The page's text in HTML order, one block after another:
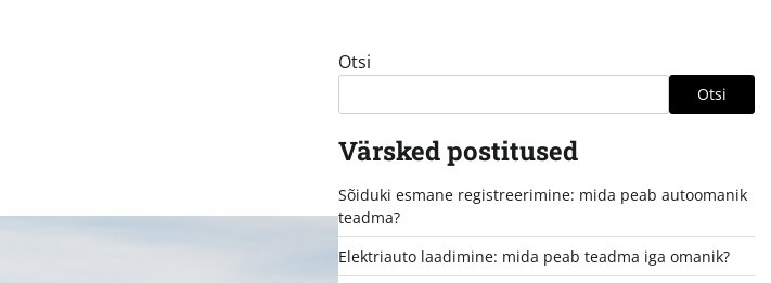
Otsi
Otsi
Värsked postitused
Sõiduki esmane registreerimine: mida peab autoomanik
teadma?
Elektriauto laadimine: mida peab teadma iga omanik?